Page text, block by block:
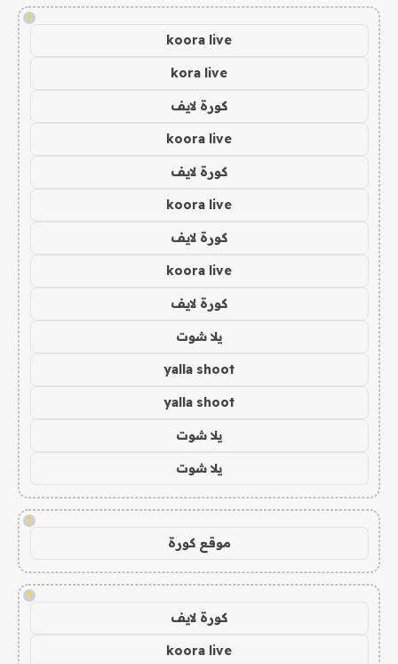
!
koora live
kora live
كورة لايف
koora live
كورة لايف
koora live
كورة لايف
koora live
كورة لايف
يلا شوت
yalla shoot
yalla shoot
يلا شوت
يلا شوت
!
موقع كورة
!
كورة لايف
koora live